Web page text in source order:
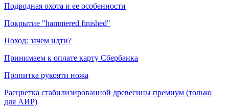
Подводная охота и ее особенности
Покрытие "hammered finished"
Поход: зачем идти?
Принимаем к оплате карту Сбербанка
Пропитка рукояти ножа
Расцветка стабилизированной древесины премиум (только
для АИР)